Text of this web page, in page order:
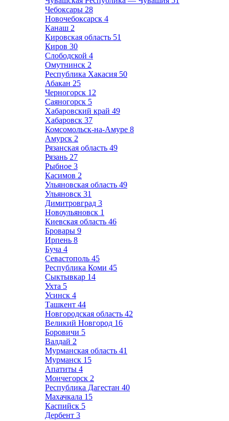
Чебоксары 28
Новочебоксарск 4
Канаш 2
Кировская область 51
Киров 30
Слободской 4
Омутнинск 2
Республика Хакасия 50
Абакан 25
Черногорск 12
Саяногорск 5
Хабаровский край 49
Хабаровск 37
Комсомольск-на-Амуре 8
Амурск 2
Рязанская область 49
Рязань 27
Рыбное 3
Касимов 2
Ульяновская область 49
Ульяновск 31
Димитровград 3
Новоульяновск 1
Киевская область 46
Бровары 9
Ирпень 8
Буча 4
Севастополь 45
Республика Коми 45
Сыктывкар 14
Ухта 5
Усинск 4
Ташкент 44
Новгородская область 42
Великий Новгород 16
Боровичи 5
Валдай 2
Мурманская область 41
Мурманск 15
Апатиты 4
Мончегорск 2
Республика Дагестан 40
Махачкала 15
Каспийск 5
Дербент 3